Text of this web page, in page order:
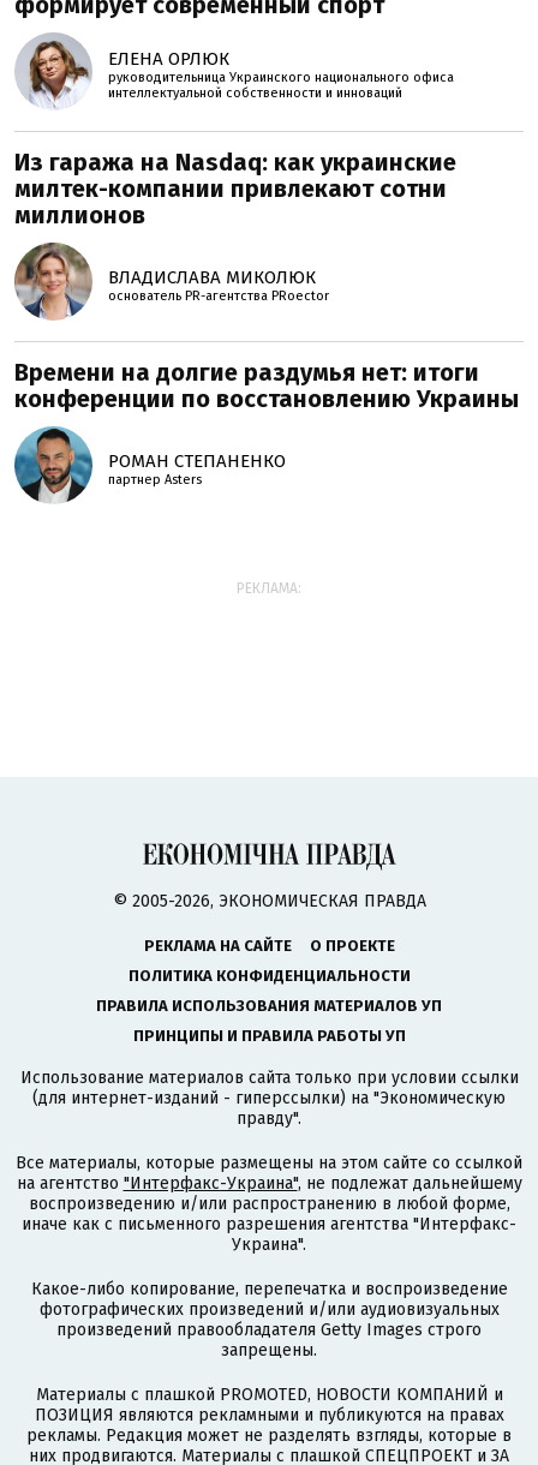
ЕЛЕНА ОРЛЮК
руководительница Украинского национального офиса
интеллектуальной собственности и инноваций
Из гаража на Nasdaq: как украинские
милтек-компании привлекают сотни
миллионов
ВЛАДИСЛАВА МИКОЛЮК
основатель PR-агентства PRoector
Времени на долгие раздумья нет: итоги
конференции по восстановлению Украины
РОМАН СТЕПАНЕНКО
партнер Asters
РЕКЛАМА:
© 2005-2026, ЭКОНОМИЧЕСКАЯ ПРАВДА
РЕКЛАМА НА САЙТЕ
О ПРОЕКТЕ
ПОЛИТИКА КОНФИДЕНЦИАЛЬНОСТИ
ПРАВИЛА ИСПОЛЬЗОВАНИЯ МАТЕРИАЛОВ УП
ПРИНЦИПЫ И ПРАВИЛА РАБОТЫ УП
Использование материалов сайта только при условии ссылки
(для интернет-изданий - гиперссылки) на "Экономическую
правду".
Все материалы, которые размещены на этом сайте со ссылкой
на агентство "Интерфакс-Украина", не подлежат дальнейшему
воспроизведению и/или распространению в любой форме,
иначе как с письменного разрешения агентства "Интерфакс-
Украина".
Какое-либо копирование, перепечатка и воспроизведение
фотографических произведений и/или аудиовизуальных
произведений правообладателя Getty Images строго
запрещены.
Материалы с плашкой PROMOTED, НОВОСТИ КОМПАНИЙ и
ПОЗИЦИЯ являются рекламными и публикуются на правах
рекламы. Редакция может не разделять взгляды, которые в
них продвигаются. Материалы с плашкой СПЕЦПРОЕКТ и ЗА